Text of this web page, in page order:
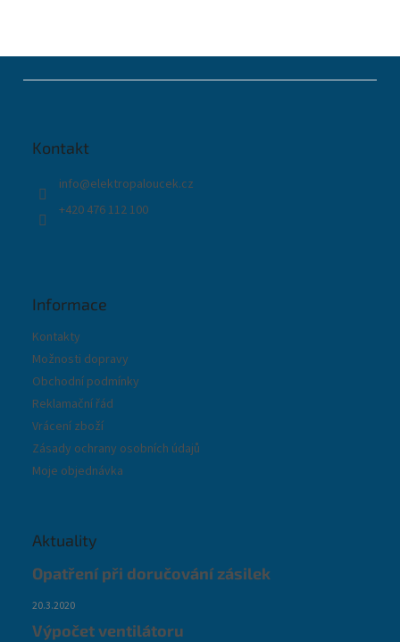
Kontakt
info@elektropaloucek.cz
+420 476 112 100
Informace
Kontakty
Možnosti dopravy
Obchodní podmínky
Reklamační řád
Vrácení zboží
Zásady ochrany osobních údajů
Moje objednávka
Aktuality
Opatření při doručování zásilek
20.3.2020
Výpočet ventilátoru